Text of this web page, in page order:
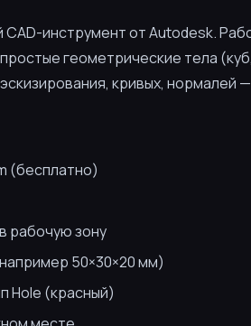
инструмент от Autodesk.
геометрические тела
кривых, нормалей
(бесплатно)
рабочую зону
50×30×20 мм)
Hole (красный)